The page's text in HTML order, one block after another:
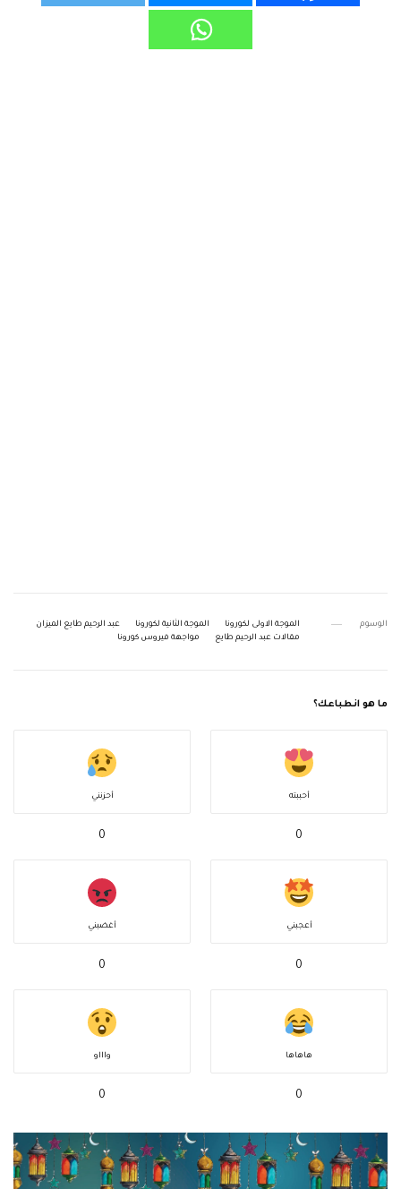
الوسوم الموجة الاولى لكورونا الموجة الثانية لكورونا
عبد الرحيم طايع الميزان
مقالات عبد الرحيم طايع
مواجهة فيروس كورونا
ما هو انطباعك؟
أحببته
0
أحزنني
0
أعجبني
0
أغضبني
0
هاهاها
0
واااو
0